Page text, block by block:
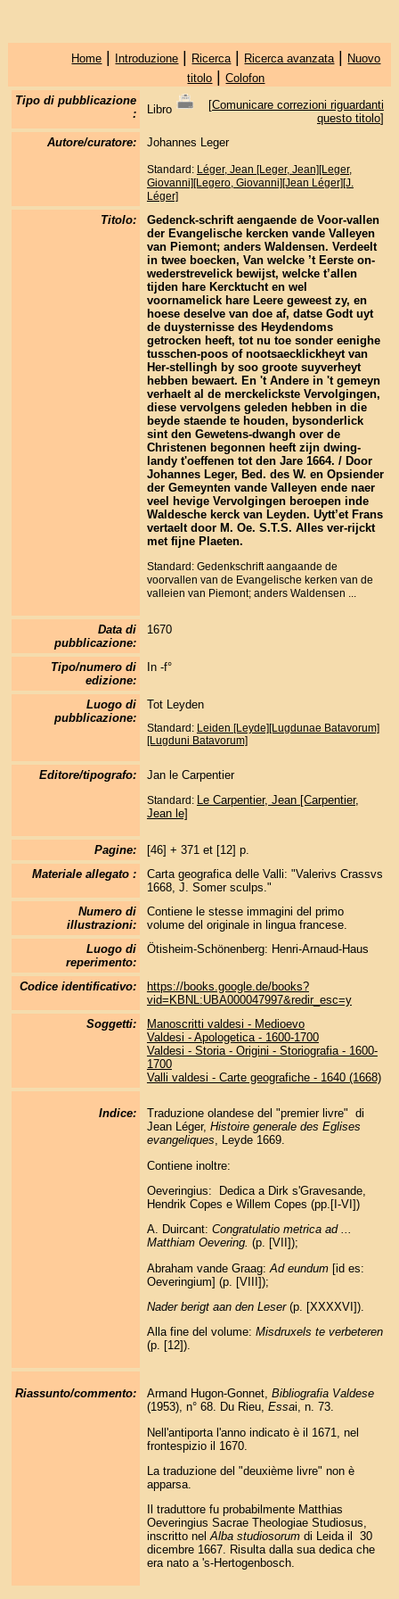
Home | Introduzione | Ricerca | Ricerca avanzata | Nuovo
titolo |Colofon
Tipo di pubblicazione
:
Libro [Comunicare correzioni riguardanti
questo titolo]
Autore/curatore:
Johannes Leger
Standard: Léger, Jean [Leger, Jean][Leger,
Giovanni][Legero, Giovanni][Jean Léger][J.
Léger]
Titolo:
Gedenck-schrift aengaende de Voor-vallen
der Evangelische kercken vande Valleyen
van Piemont; anders Waldensen. Verdeelt
in twee boecken, Van welcke ’t Eerste on-
wederstrevelick bewijst, welcke t’allen
tijden hare Kercktucht en wel
voornamelick hare Leere geweest zy, en
hoese deselve van doe af, datse Godt uyt
de duysternisse des Heydendoms
getrocken heeft, tot nu toe sonder eenighe
tusschen-poos of nootsaecklickheyt van
Her-stellingh by soo groote suyverheyt
hebben bewaert. En 't Andere in 't gemeyn
verhaelt al de merckelickste Vervolgingen,
diese vervolgens geleden hebben in die
beyde staende te houden, bysonderlick
sint den Gewetens-dwangh over de
Christenen begonnen heeft zijn dwing-
landy t'oeffenen tot den Jare 1664. / Door
Johannes Leger, Bed. des W. en Opsiender
der Gemeynten vande Valleyen ende naer
veel hevige Vervolgingen beroepen inde
Waldesche kerck van Leyden. Uytt’et Frans
vertaelt door M. Oe. S.T.S. Alles ver-rijckt
met fijne Plaeten.
Standard: Gedenkschrift aangaande de
voorvallen van de Evangelische kerken van de
valleien van Piemont; anders Waldensen ...
Data di
pubblicazione:
1670
Tipo/numero di
edizione:
In -f°
Luogo di
pubblicazione:
Tot Leyden
Standard: Leiden [Leyde][Lugdunae Batavorum]
[Lugduni Batavorum]
Editore/tipografo: Jan le Carpentier
Standard: Le Carpentier, Jean [Carpentier,
Jean le]
Pagine:
[46] + 371 et [12] p.
Materiale allegato :
Carta geografica delle Valli: "Valerivs Crassvs
1668, J. Somer sculps."
Numero di
illustrazioni:
Contiene le stesse immagini del primo
volume del originale in lingua francese.
Luogo di
reperimento:
Ötisheim-Schönenberg: Henri-Arnaud-Haus
Codice identificativo:
https://books.google.de/books?
vid=KBNL:UBA000047997&redir_esc=y
Soggetti:
Manoscritti valdesi - Medioevo
Valdesi - Apologetica - 1600-1700
Valdesi - Storia - Origini - Storiografia - 1600-
1700
Valli valdesi - Carte geografiche - 1640 (1668)
Indice:
Traduzione olandese del "premier livre" di
Jean Léger, Histoire generale des Eglises
evangeliques, Leyde 1669.
Contiene inoltre:
Oeveringius: Dedica a Dirk s'Gravesande,
Hendrik Copes e Willem Copes (pp.[I-VI])
A. Duircant: Congratulatio metrica ad ...
Matthiam Oevering. (p. [VII]);
Abraham vande Graag: Ad eundum[id es:
Oeveringium] (p. [VIII]);
Nader berigt aan den Leser(p. [XXXXVI]).
Alla fine del volume: Misdruxels te verbeteren
(p. [12]).
Riassunto/commento: Armand Hugon-Gonnet, Bibliografia Valdese
(1953), n° 68. Du Rieu, Essai, n. 73.
Nell'antiporta l'anno indicato è il 1671, nel
frontespizio il 1670.
La traduzione del "deuxième livre" non è
apparsa.
Il traduttore fu probabilmente Matthias
Oeveringius Sacrae Theologiae Studiosus,
inscritto nelAlba studiosorumdi Leida il 30
dicembre 1667. Risulta dalla sua dedica che
era nato a 's-Hertogenbosch.